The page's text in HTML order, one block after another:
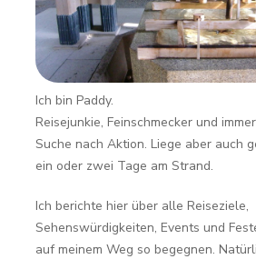
Ich bin Paddy.
Reisejunkie, Feinschmecker und
Suche nach Aktion. Liege aber auch
ein oder zwei Tage am Strand.
Ich berichte hier über alle Reiseziele,
Sehenswürdigkeiten, Events und
auf meinem Weg so begegnen.